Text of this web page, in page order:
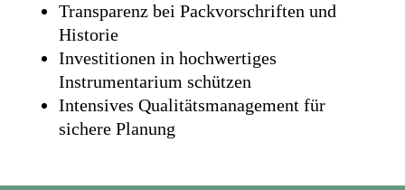
Transparenz bei Packvorschriften und
Historie
Investitionen in hochwertiges
Instrumentarium schützen
Intensives Qualitätsmanagement für
sichere Planung